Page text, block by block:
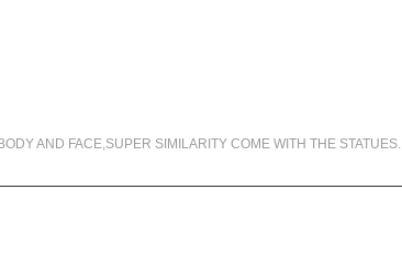
AND FACE,SUPER SIMILARITY COME WITH THE STATUES.